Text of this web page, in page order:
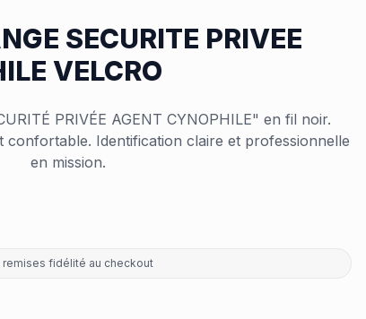
SECURITE PRIVEE
VELCRO
PRIVÉE AGENT CYNOPHILE" en fil noir.
Identification claire et professionnelle
en mission.
fidélité au checkout